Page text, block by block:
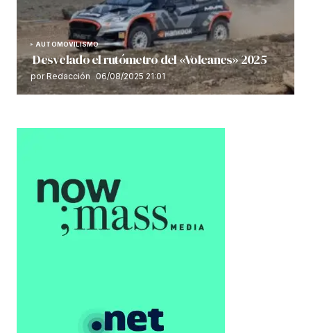
AUTOMOVILISMO
Desvelado el rutómetro del «Volcanes» 2025
por Redacción 06/08/2025 21:01